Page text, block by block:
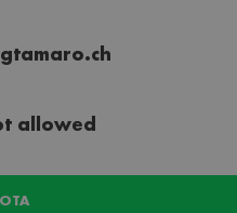
allowed